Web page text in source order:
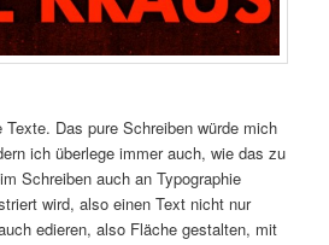
Das pure Schreiben würde mich
ich überlege immer auch, wie das zu
Schreiben auch an Typographie
wird, also einen Text nicht nur
edieren, also Fläche gestalten, mit